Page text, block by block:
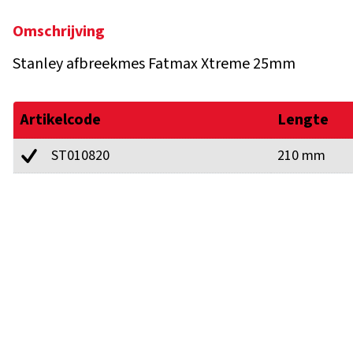
Omschrijving
Stanley afbreekmes Fatmax Xtreme 25mm
Artikelcode Lengte
ST010820 210 mm